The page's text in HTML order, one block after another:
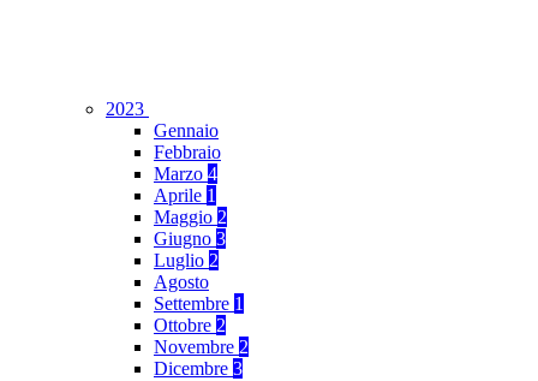
2023
Gennaio
Febbraio
Marzo 4
Aprile 1
Maggio 2
Giugno 3
Luglio 2
Agosto
Settembre 1
Ottobre 2
Novembre 2
Dicembre 3